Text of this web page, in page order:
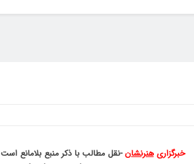
خبرگزاریهنرنشان-نقل مطالب با ذکر منبع بلامانع است